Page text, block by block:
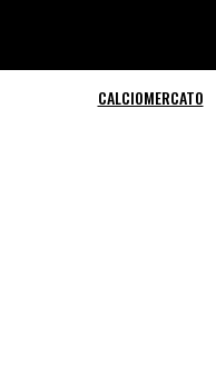
CALCIOMERCATO